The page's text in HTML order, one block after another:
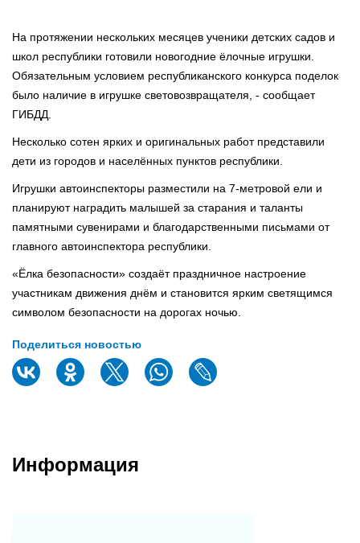
На протяжении нескольких месяцев ученики детских садов и
школ республики готовили новогодние ёлочные игрушки.
Обязательным условием республиканского конкурса поделок
было наличие в игрушке световозвращателя, - сообщает
ГИБДД.
Несколько сотен ярких и оригинальных работ представили
дети из городов и населённых пунктов республики.
Игрушки автоинспекторы разместили на 7-метровой ели и
планируют наградить малышей за старания и таланты
памятными сувенирами и благодарственными письмами от
главного автоинспектора республики.
«Ёлка безопасности» создаёт праздничное настроение
участникам движения днём и становится ярким светящимся
символом безопасности на дорогах ночью.
Поделиться новостью
Информация